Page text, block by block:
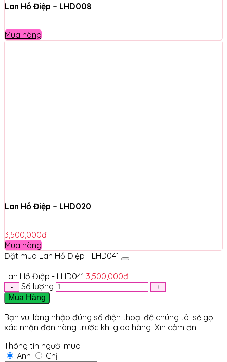
Lan Hồ Điệp – LHD008
Mua hàng
Lan Hồ Điệp – LHD020
3,500,000đ
Mua hàng
Đặt mua Lan Hồ Điệp - LHD041
Lan Hồ Điệp - LHD041 3,500,000đ
Số lượng
Mua Hàng
Bạn vui lòng nhập đúng số điện thoại để chúng tôi sẽ gọi
xác nhận đơn hàng trước khi giao hàng. Xin cảm ơn!
Thông tin người mua
Anh
Chị